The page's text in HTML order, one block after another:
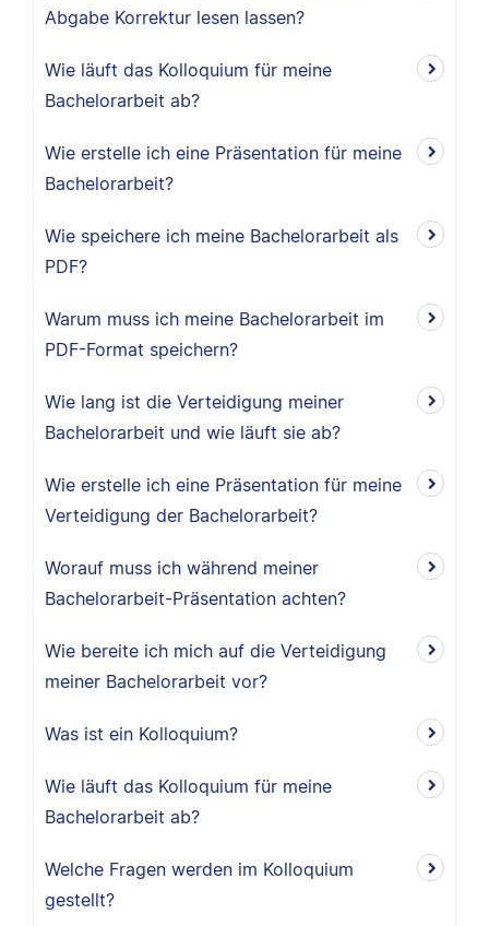
Abgabe Korrektur lesen lassen?
Wie läuft das Kolloquium für meine
Bachelorarbeit ab?
Wie erstelle ich eine Präsentation für meine
Bachelorarbeit?
Wie speichere ich meine Bachelorarbeit als
PDF?
Warum muss ich meine Bachelorarbeit im
PDF-Format speichern?
Wie lang ist die Verteidigung meiner
Bachelorarbeit und wie läuft sie ab?
Wie erstelle ich eine Präsentation für meine
Verteidigung der Bachelorarbeit?
Worauf muss ich während meiner
Bachelorarbeit-Präsentation achten?
Wie bereite ich mich auf die Verteidigung
meiner Bachelorarbeit vor?
Was ist ein Kolloquium?
Wie läuft das Kolloquium für meine
Bachelorarbeit ab?
Welche Fragen werden im Kolloquium
gestellt?